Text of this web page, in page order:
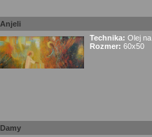
Anjeli
Technika: Olej
Rozmer: 60x50
Damy